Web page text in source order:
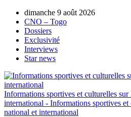
dimanche 9 août 2026
CNO – Togo
Dossiers
Exclusivité
Interviews
Star news
Informations sportives et culturelles
international - Informations sportives et
national et international